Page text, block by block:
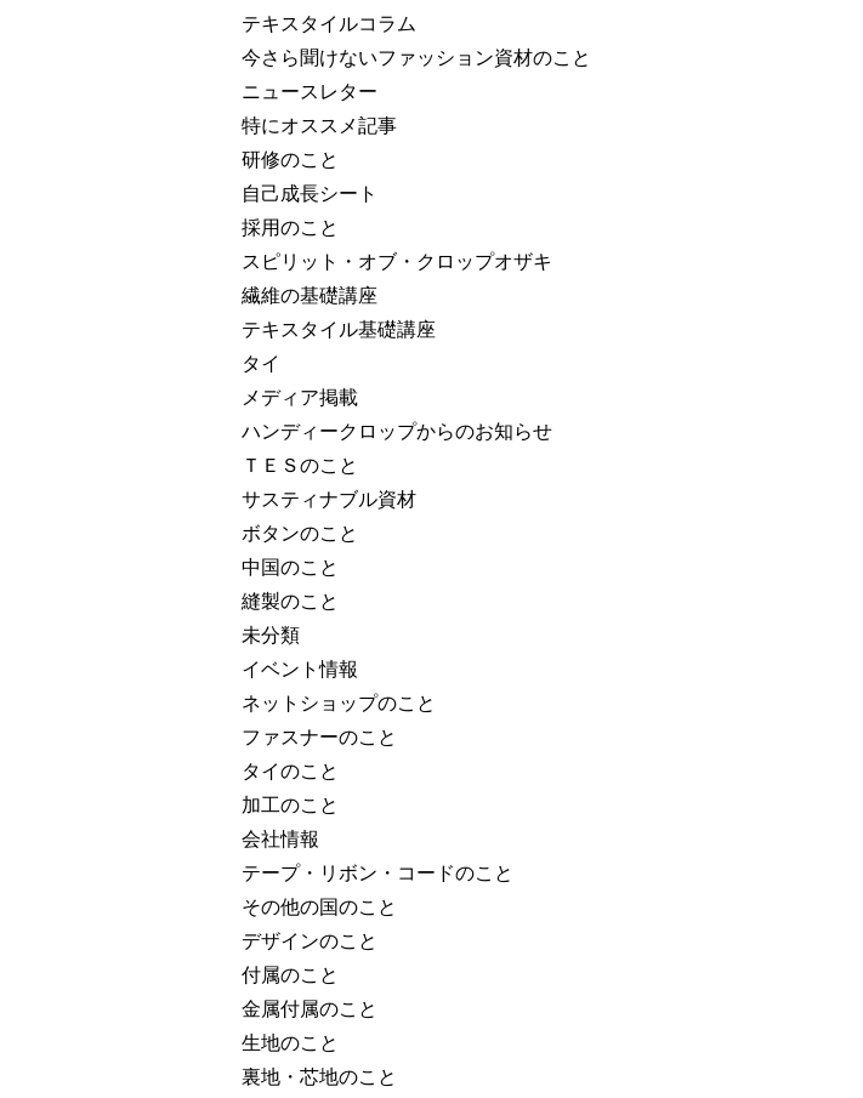
テキスタイルコラム
今さら聞けないファッション資材のこと
ニュースレター
特にオススメ記事
研修のこと
自己成長シート
採用のこと
スピリット・オブ・クロップオザキ
繊維の基礎講座
テキスタイル基礎講座
タイ
メディア掲載
ハンディークロップからのお知らせ
ＴＥＳのこと
サスティナブル資材
ボタンのこと
中国のこと
縫製のこと
未分類
イベント情報
ネットショップのこと
ファスナーのこと
タイのこと
加工のこと
会社情報
テープ・リボン・コードのこと
その他の国のこと
デザインのこと
付属のこと
金属付属のこと
生地のこと
裏地・芯地のこと